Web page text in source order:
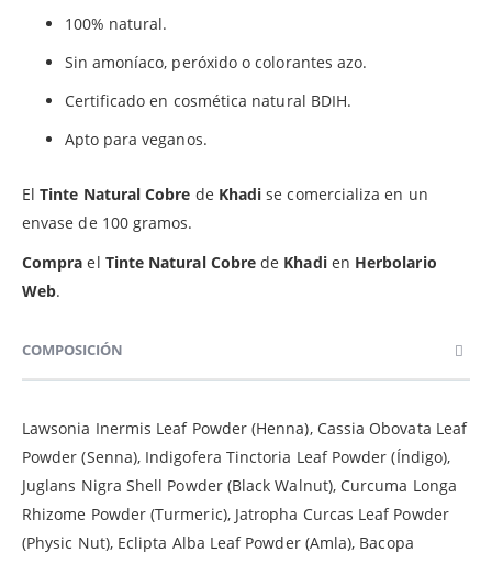
100% natural.
Sin amoníaco, peróxido o colorantes azo.
Certificado en cosmética natural BDIH.
Apto para veganos.
ElTinte Natural Cobre de Khadi se comercializa en un
envase de 100 gramos.
Compra el Tinte Natural Cobrede Khadien Herbolario
Web.
COMPOSICIÓN
Lawsonia Inermis Leaf Powder (Henna), Cassia Obovata Leaf
Powder (Senna), Indigofera Tinctoria Leaf Powder (Índigo),
Juglans Nigra Shell Powder (Black Walnut), Curcuma Longa
Rhizome Powder (Turmeric), Jatropha Curcas Leaf Powder
(Physic Nut), Eclipta Alba Leaf Powder (Amla), Bacopa